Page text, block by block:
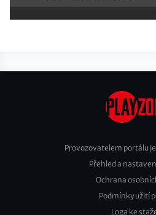
Footer
Provozovatelem portálu je
Přehled a
Ochrana
Podmínky užití
Loga ke